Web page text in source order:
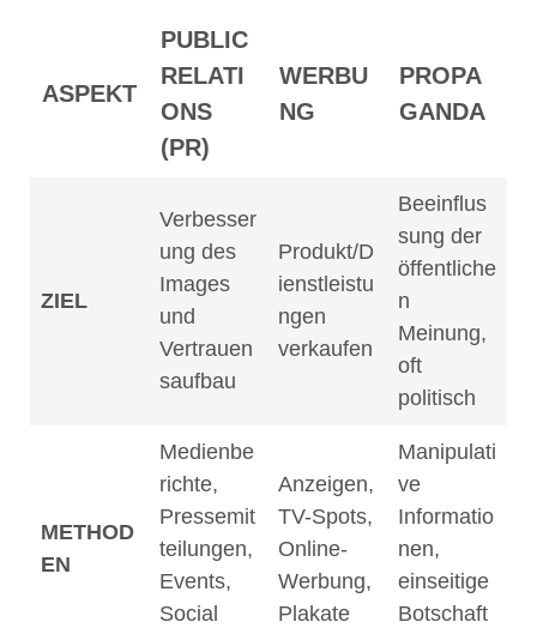
ASPEKT
PUBLIC
RELATI
ONS
(PR)
WERBU
NG
PROPA
GANDA
ZIEL
Verbesser
ung des
Images
und
Vertrauen
saufbau
Produkt/D
ienstleistu
ngen
verkaufen
Beeinflus
sung der
öffentliche
n
Meinung,
oft
politisch
METHOD
EN
Medienbe
richte,
Pressemit
teilungen,
Events,
Social
Anzeigen,
TV-Spots,
Online-
Werbung,
Plakate
Manipulati
ve
Informatio
nen,
einseitige
Botschaft